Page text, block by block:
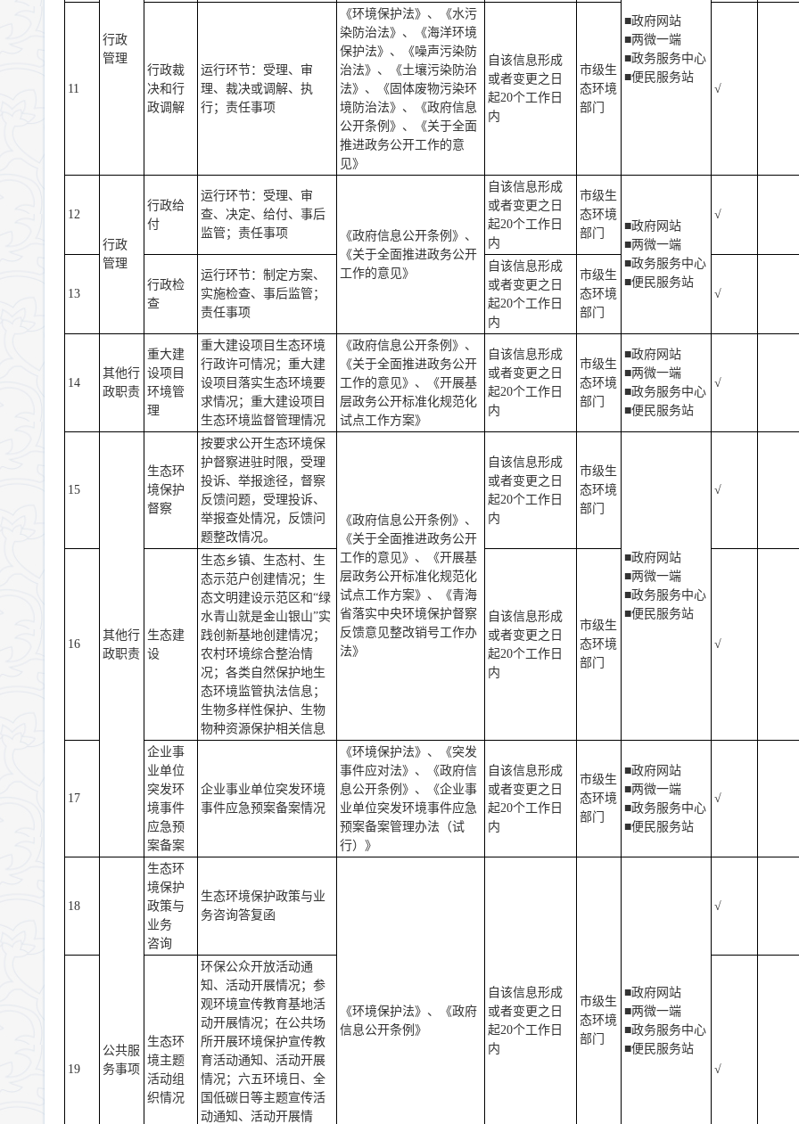
行政
管理
■政府网站
■两微一端
■政务服务中心
■便民服务站
11
行政裁
决和行
政调解
运行环节：受理、审
理、裁决或调解、执
行；责任事项
《环境保护法》、《水污
染防治法》、《海洋环境
保护法》、《噪声污染防
治法》、《土壤污染防治
法》、《固体废物污染环
境防治法》、《政府信息
公开条例》、《关于全面
推进政务公开工作的意
见》
自该信息形成
或者变更之日
起20个工作日
内
市级生
态环境
部门
√
12
行政
管理
行政给
付
运行环节：受理、审
查、决定、给付、事后
监管；责任事项
《政府信息公开条例》、
《关于全面推进政务公开
工作的意见》
自该信息形成
或者变更之日
起20个工作日
内
市级生
态环境
部门
■政府网站
■两微一端
■政务服务中心
■便民服务站
√
13
行政检
查
运行环节：制定方案、
实施检查、事后监管；
责任事项
自该信息形成
或者变更之日
起20个工作日
内
市级生
态环境
部门
√
14
其他行
政职责
重大建
设项目
环境管
理
重大建设项目生态环境
行政许可情况；重大建
设项目落实生态环境要
求情况；重大建设项目
生态环境监督管理情况
《政府信息公开条例》、
《关于全面推进政务公开
工作的意见》、《开展基
层政务公开标准化规范化
试点工作方案》
自该信息形成
或者变更之日
起20个工作日
内
市级生
态环境
部门
■政府网站
■两微一端
■政务服务中心
■便民服务站
√
15
其他行
政职责
生态环
境保护
督察
按要求公开生态环境保
护督察进驻时限，受理
投诉、举报途径，督察
反馈问题，受理投诉、
举报查处情况，反馈问
题整改情况。
《政府信息公开条例》、
《关于全面推进政务公开
工作的意见》、《开展基
层政务公开标准化规范化
试点工作方案》、《青海
省落实中央环境保护督察
反馈意见整改销号工作办
法》
自该信息形成
或者变更之日
起20个工作日
内
市级生
态环境
部门
■政府网站
■两微一端
■政务服务中心
■便民服务站
√
16
生态建
设
生态乡镇、生态村、生
态示范户创建情况；生
态文明建设示范区和“绿
水青山就是金山银山”实
践创新基地创建情况；
农村环境综合整治情
况；各类自然保护地生
态环境监管执法信息；
生物多样性保护、生物
物种资源保护相关信息
自该信息形成
或者变更之日
起20个工作日
内
市级生
态环境
部门
√
17
企业事
业单位
突发环
境事件
应急预
案备案
企业事业单位突发环境
事件应急预案备案情况
《环境保护法》、《突发
事件应对法》、《政府信
息公开条例》、《企业事
业单位突发环境事件应急
预案备案管理办法（试
行）》
自该信息形成
或者变更之日
起20个工作日
内
市级生
态环境
部门
■政府网站
■两微一端
■政务服务中心
■便民服务站
√
18
公共服
务事项
生态环
境保护
政策与
业务
咨询
生态环境保护政策与业
务咨询答复函
《环境保护法》、《政府
信息公开条例》
自该信息形成
或者变更之日
起20个工作日
内
市级生
态环境
部门
■政府网站
■两微一端
■政务服务中心
■便民服务站
√
19
生态环
境主题
活动组
织情况
环保公众开放活动通
知、活动开展情况；参
观环境宣传教育基地活
动开展情况；在公共场
所开展环境保护宣传教
育活动通知、活动开展
情况；六五环境日、全
国低碳日等主题宣传活
动通知、活动开展情
√